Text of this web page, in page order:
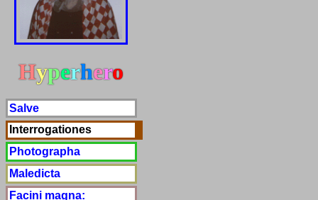
Hyperhero
Salve
Interrogationes
Photographa
Maledicta
Facini magna: